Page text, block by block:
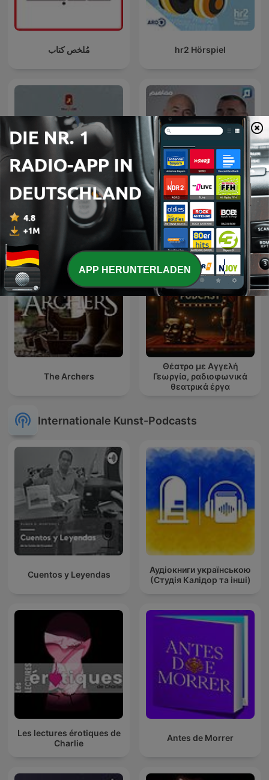
مُلخص كتاب hr2 Hörspiel
عُمان عبر الزمان
مفاهيم مع الكاتب سامر
إسلامبولي
The Archers
Θέατρο με Αγγελή
Γεωργία, ραδιοφωνικά
θεατρικά έργα
Internationale Kunst-Podcasts
Cuentos y Leyendas
Аудіокниги українською
(Студія Калідор та інші)
Les lectures érotiques de
Charlie
Antes de Morrer
APP HERUNTERLADEN